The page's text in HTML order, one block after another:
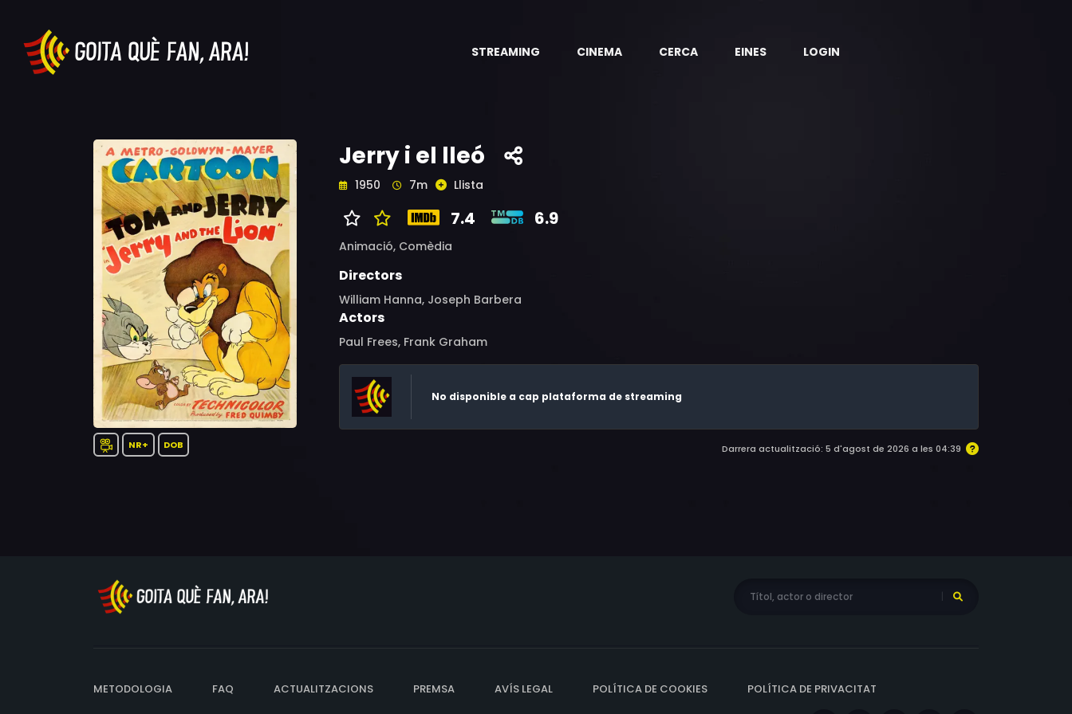
STREAMING CINEMA CERCA EINES LOGIN
NR+ DOB
Jerry i el lleó
1950 7m Llista
7.4 6.9
Animació, Comèdia
Directors
William Hanna, Joseph Barbera
Actors
Paul Frees, Frank Graham
No disponible a cap plataforma de streaming
Darrera actualització: 5 d'agost de 2026 a les 04:39
METODOLOGIA FAQ ACTUALITZACIONS PREMSA AVÍS LEGAL POLÍTICA DE COOKIES POLÍTICA DE PRIVACITAT